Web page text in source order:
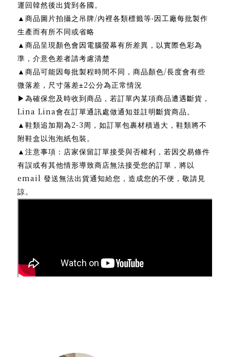
運回韓然後出貨到各國。
▲ 商品圖片拍攝之吊牌/內裡各類標籤等‧因工廠每批製作
生產而有所不同或省略
▲ 商品呈現顏色會因電腦螢幕有所差異，以實際色彩為
準，介意色差者請考慮清楚
▲ 商品可能因每批製程時間不同，商品顏色/長度會有些
微落差，尺寸落差±2公分為正常情況
▶ 為確保您及時收到商品，若訂單內某項商品遭遇斷貨，
Lina Lina會在訂單通訊處做通知並註明斷貨商品。
▲ 鞋類追加期為2-3 周，如訂單包裹材積過大，鞋類將不
附鞋盒以泡泡紙包裝。
▲ 注意事項：店家保留訂單接受與否權利，若因交易條件
有誤或有其他情形導致商店無法接受您的訂單，將以
email 發送無法出貨通知給您，造成您的不便，敬請見
諒。